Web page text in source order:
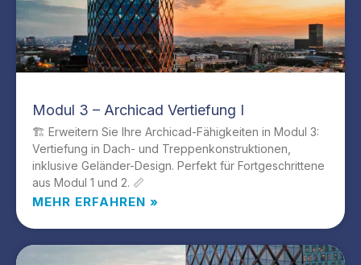
Modul 3 – Archicad Vertiefung I
🏗️ Erweitern Sie Ihre Archicad-Fähigkeiten in Modul 3:
Vertiefung in Dach- und Treppenkonstruktionen,
inklusive Geländer-Design. Perfekt für Fortgeschrittene
aus Modul 1 und 2. 📏
MEHR ERFAHREN »